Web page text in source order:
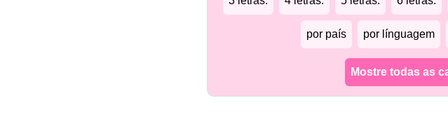
por país por línguagem
Mostre todas as